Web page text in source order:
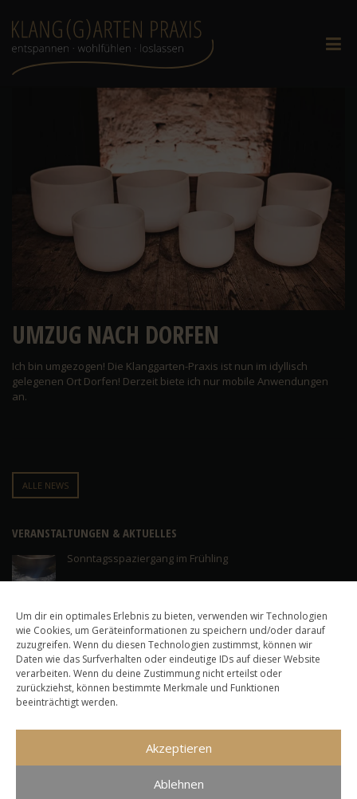
Um dir ein optimales Erlebnis zu bieten, verwenden wir Technologien
wie Cookies, um Geräteinformationen zu speichern und/oder darauf
zuzugreifen. Wenn du diesen Technologien zustimmst, können wir
Daten wie das Surfverhalten oder eindeutige IDs auf dieser Website
verarbeiten. Wenn du deine Zustimmung nicht erteilst oder
zurückziehst, können bestimmte Merkmale und Funktionen
beeinträchtigt werden.
Akzeptieren
Ablehnen
UMZUG NACH DORFEN
Ich bin umgezogen! Die Klanggarten-Praxis ist nun im idyllisch
gelegenen Ort Dorfen! Derzeit biete ich nur mobile Anwendungen
an.
ALLE NEWS
VERANSTALTUNGEN & AKTUELLES
Sonntagsspaziergang im Frühling
YingYangYoga im Einklang
Neueröffnung vom 17.11.2019
Umzug nach Dorfen